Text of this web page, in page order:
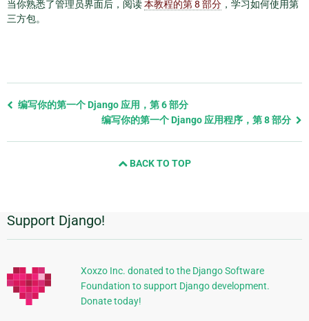
当你熟悉了管理员界面后，阅读本教程的第 8 部分 ，学习如何使用第
三方包。
Previous
编写你的第一个 Django 应用，第 6 部分
编写你的第一个 Django 应用程序，第 8 部分
BACK TO TOP
附
信
息
Support Django!
Xoxzo Inc. donated to the Django Software
Foundation to support Django development.
Donate today!